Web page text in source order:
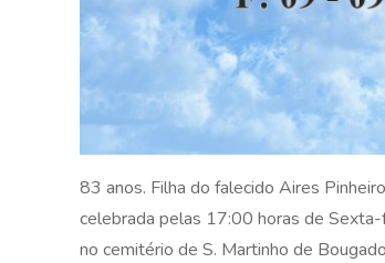
83 anos. Filha do falecido Aires
celebrada pelas 17:00 horas de
no cemitério de S. Martinho de